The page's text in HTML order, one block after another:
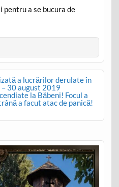
pentru a se bucura de
a lucrărilor derulate în
– 30 august 2019
la Băbeni! Focul a
a facut atac de panică!